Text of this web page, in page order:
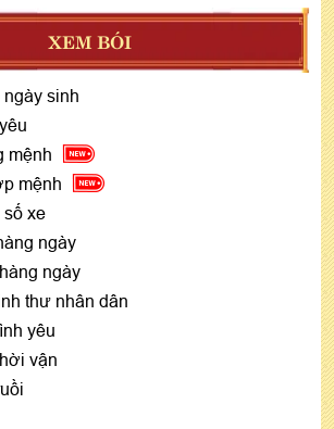
XEM BÓI
sinh
mệnh
mệnh
số xe
ngày
ngày
thư nhân dân
yêu
vận